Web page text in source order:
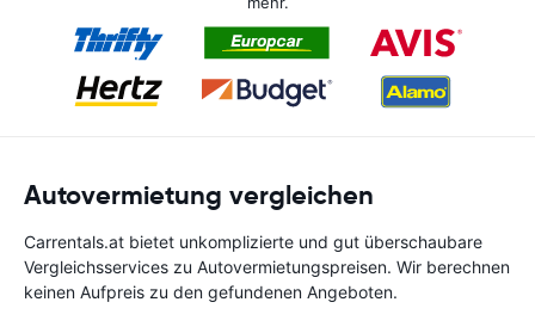
Autovermietung vergleichen
Carrentals.at bietet unkomplizierte und gut überschaubare
Vergleichsservices zu Autovermietungspreisen. Wir berechnen
keinen Aufpreis zu den gefundenen Angeboten.